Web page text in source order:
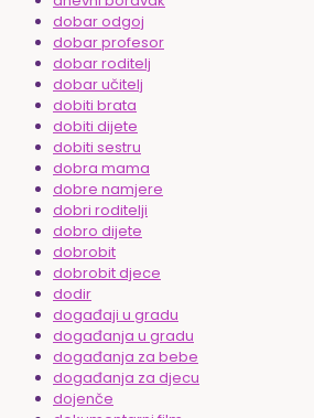
dobar odgoj
dobar profesor
dobar roditelj
dobar učitelj
dobiti brata
dobiti dijete
dobiti sestru
dobra mama
dobre namjere
dobri roditelji
dobro dijete
dobrobit
dobrobit djece
dodir
događaji u gradu
događanja u gradu
događanja za bebe
događanja za djecu
dojenče